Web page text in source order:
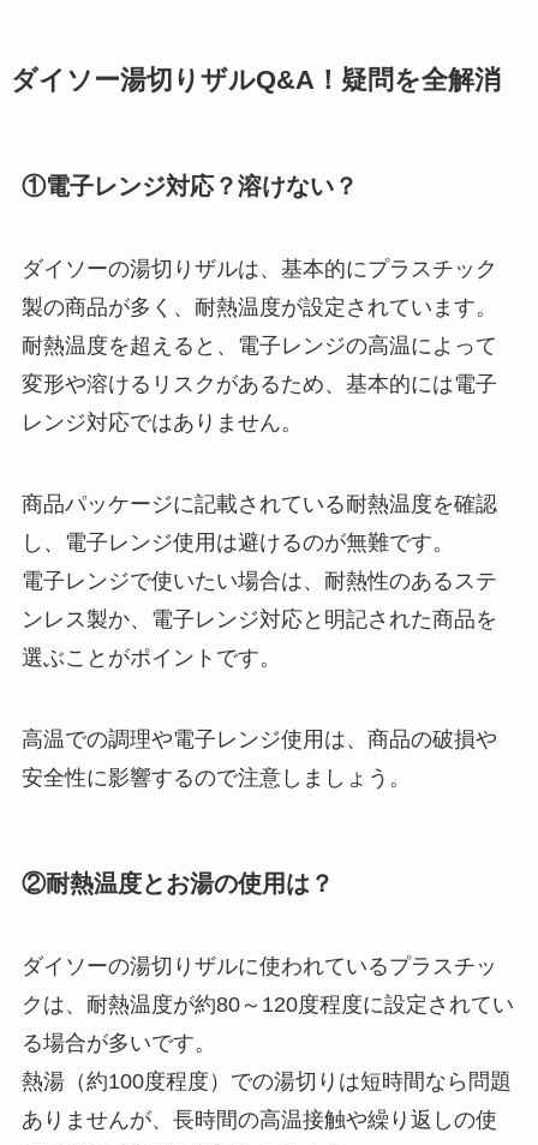
ダイソー湯切りザルQ&A！疑問を全解消
①電子レンジ対応？溶けない？
ダイソーの湯切りザルは、基本的にプラスチック
製の商品が多く、耐熱温度が設定されています。
耐熱温度を超えると、電子レンジの高温によって
変形や溶けるリスクがあるため、基本的には電子
レンジ対応ではありません。
商品パッケージに記載されている耐熱温度を確認
し、電子レンジ使用は避けるのが無難です。
電子レンジで使いたい場合は、耐熱性のあるステ
ンレス製か、電子レンジ対応と明記された商品を
選ぶことがポイントです。
高温での調理や電子レンジ使用は、商品の破損や
安全性に影響するので注意しましょう。
②耐熱温度とお湯の使用は？
ダイソーの湯切りザルに使われているプラスチッ
クは、耐熱温度が約80～120度程度に設定されてい
る場合が多いです。
熱湯（約100度程度）での湯切りは短時間なら問題
ありませんが、長時間の高温接触や繰り返しの使